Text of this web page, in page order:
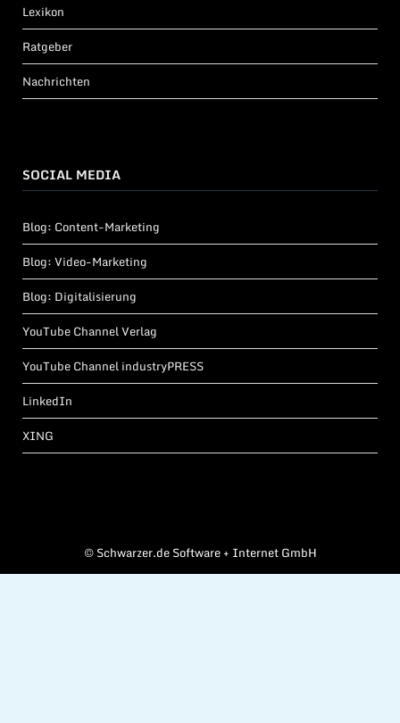
Lexikon
Ratgeber
Nachrichten
SOCIAL MEDIA
Blog: Content-Marketing
Blog: Video-Marketing
Blog: Digitalisierung
YouTube Channel Verlag
YouTube Channel industryPRESS
LinkedIn
XING
©Schwarzer.de Software + Internet GmbH